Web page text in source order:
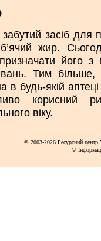
засіб для
жир.
його з
Тим
в будь-якій
корисний
віку.
© 2003-2026 Ресурсний
©